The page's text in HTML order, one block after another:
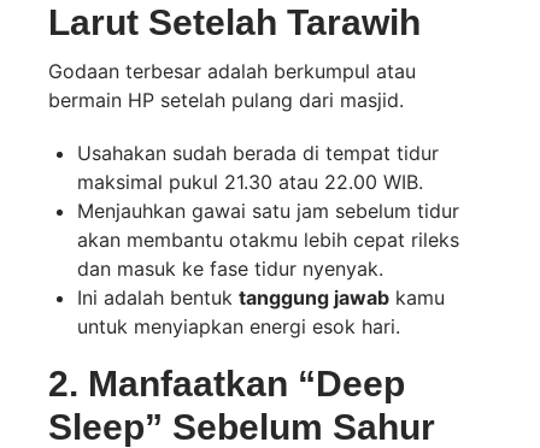
Larut Setelah Tarawih
Godaan terbesar adalah berkumpul atau
bermain HP setelah pulang dari masjid.
Usahakan sudah berada di tempat tidur
maksimal pukul 21.30 atau 22.00 WIB.
Menjauhkan gawai satu jam sebelum tidur
akan membantu otakmu lebih cepat rileks
dan masuk ke fase tidur nyenyak.
Ini adalah bentuk tanggung jawab kamu
untuk menyiapkan energi esok hari.
2. Manfaatkan “Deep
Sleep” Sebelum Sahur